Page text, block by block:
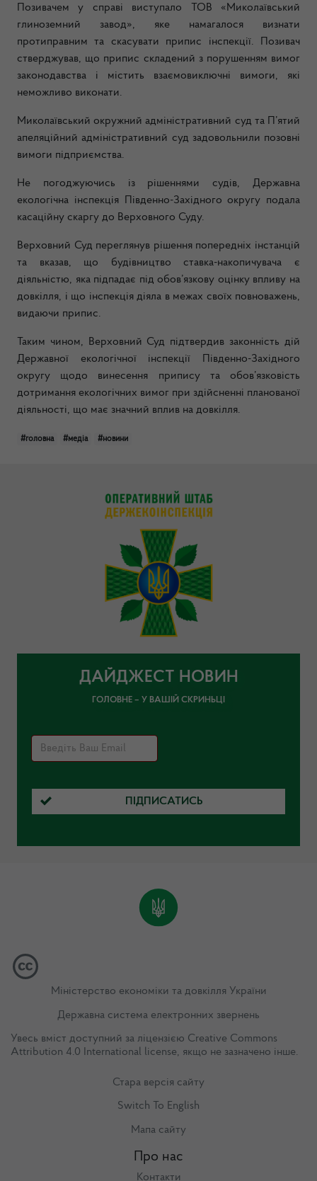
Позивачем у справі виступало ТОВ «Миколаївський
глиноземний завод», яке намагалося визнати
протиправним та скасувати припис інспекції. Позивач
стверджував, що припис складений з порушенням вимог
законодавства і містить взаємовиключні вимоги, які
неможливо виконати.
Миколаївський окружний адміністративний суд та П’ятий
апеляційний адміністративний суд задовольнили позовні
вимоги підприємства.
Не погоджуючись із рішеннями судів, Державна
екологічна інспекція Південно-Західного округу подала
касаційну скаргу до Верховного Суду.
Верховний Суд переглянув рішення попередніх інстанцій
та вказав, що будівництво ставка-накопичувача є
діяльністю, яка підпадає під обов’язкову оцінку впливу на
довкілля, і що інспекція діяла в межах своїх повноважень,
видаючи припис.
Таким чином, Верховний Суд підтвердив законність дій
Державної екологічної інспекції Південно-Західного
округу щодо винесення припису та обов’язковість
дотримання екологічних вимог при здійсненні планованої
діяльності, що має значний вплив на довкілля.
#головна #медіа #новини
ДАЙДЖЕСТ НОВИН
ГОЛОВНЕ – У ВАШІЙ СКРИНЬЦІ
ПІДПИСАТИСЬ
Міністерство економіки та довкілля України
Державна система електронних звернень
Увесь вміст доступний за ліцензією Creative Commons
Attribution 4.0 International license, якщо не зазначено інше.
Стара версія сайту
Switch To English
Мапа сайту
Про нас
Контакти